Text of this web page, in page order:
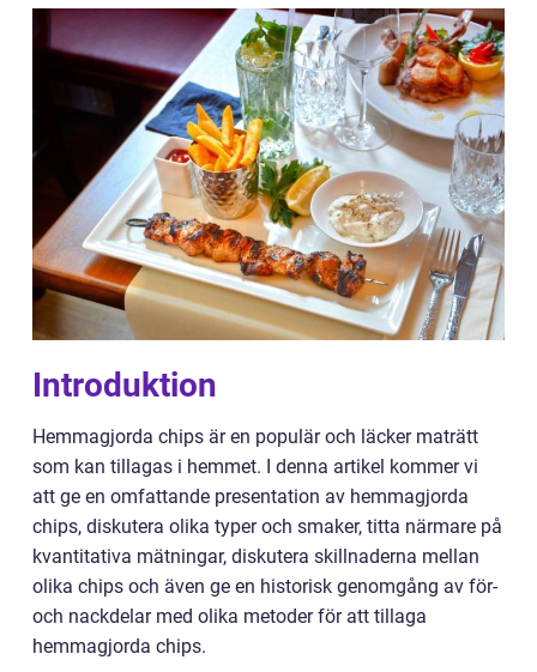
Introduktion
Hemmagjorda chips är en populär och läcker maträtt
som kan tillagas i hemmet. I denna artikel kommer vi
att ge en omfattande presentation av hemmagjorda
chips, diskutera olika typer och smaker, titta närmare på
kvantitativa mätningar, diskutera skillnaderna mellan
olika chips och även ge en historisk genomgång av för-
och nackdelar med olika metoder för att tillaga
hemmagjorda chips.